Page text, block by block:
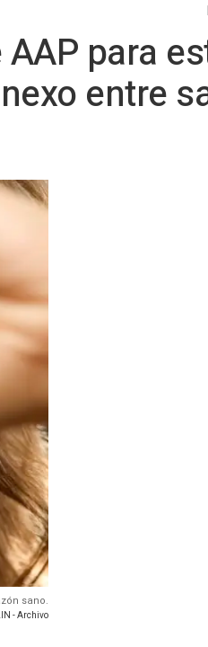
para
entre
sano.
- Archivo